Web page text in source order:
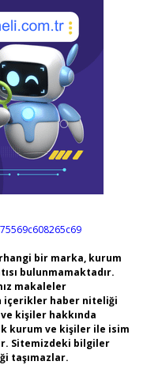
bir marka, kurum
bulunmamaktadır.
makaleler
içerikler haber niteliği
kişiler hakkında
kurum ve kişiler ile isim
Sitemizdeki bilgiler
taşımazlar.